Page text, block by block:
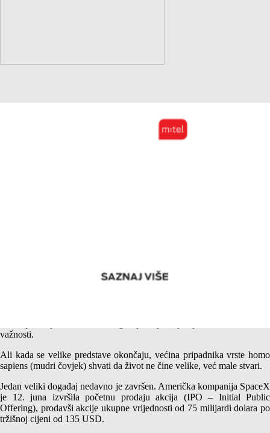
Američki i srpski SpaceX – Vrednovanje akcija
važnosti.
Ali kada se velike predstave okončaju, većina pripadnika vrste homo
sapiens (mudri čovjek) shvati da život ne čine velike, već male stvari.
Jedan veliki događaj nedavno je završen. Američka kompanija SpaceX
je 12. juna izvršila početnu prodaju akcija (IPO – Initial Public
Offering), prodavši akcije ukupne vrijednosti od 75 milijardi dolara po
tržišnoj cijeni od 135 USD.